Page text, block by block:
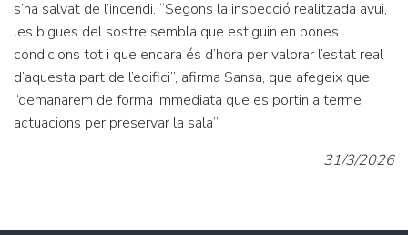
s’ha salvat de l’incendi. “Segons la inspecció realitzada avui,
les bigues del sostre sembla que estiguin en bones
condicions tot i que encara és d’hora per valorar l’estat real
d’aquesta part de l’edifici”, afirma Sansa, que afegeix que
“demanarem de forma immediata que es portin a terme
actuacions per preservar la sala”.
31/3/2026